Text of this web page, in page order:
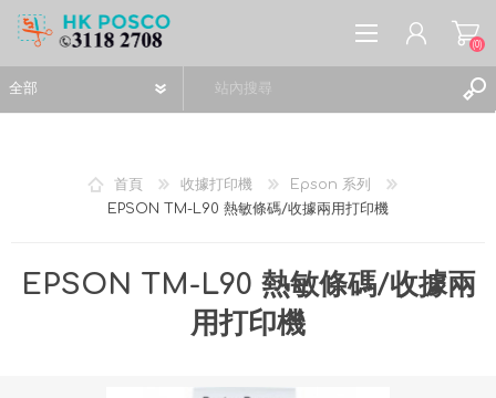
願望清單
(0)
首頁 收據打印機
Epson 系列
EPSON TM-L90 熱敏條碼/收據兩用打印機
EPSON TM-L90 熱敏條碼/收據兩
用打印機